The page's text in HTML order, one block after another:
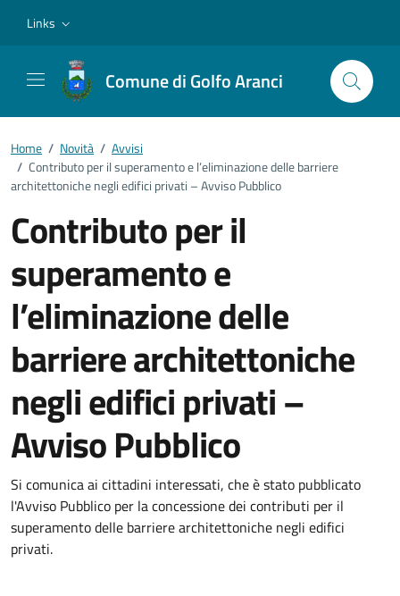
Links
Comune di Golfo Aranci
Home / Novità / Avvisi
/ Contributo per il superamento e l’eliminazione delle barriere
architettoniche negli edifici privati – Avviso Pubblico
Contributo per il
superamento e
l’eliminazione delle
barriere architettoniche
negli edifici privati –
Avviso Pubblico
Dettagli della notizia
Si comunica ai cittadini interessati, che è stato pubblicato
l'Avviso Pubblico per la concessione dei contributi per il
superamento delle barriere architettoniche negli edifici
privati.